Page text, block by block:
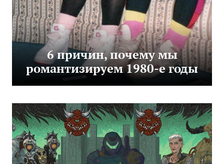
6 причин, почему мы
романтизируем 1980-е годы